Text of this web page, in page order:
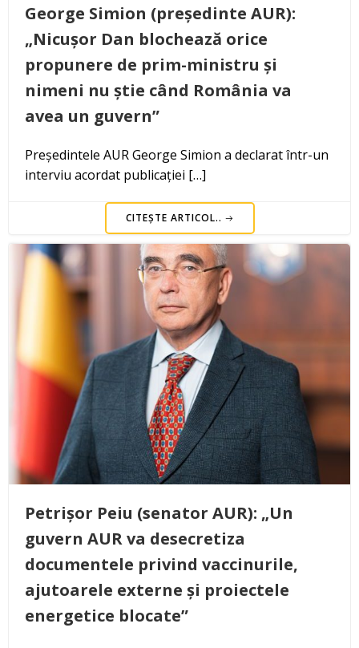
George Simion (președinte AUR):
„Nicușor Dan blochează orice
propunere de prim-ministru și
nimeni nu știe când România va
avea un guvern”
Președintele AUR George Simion a declarat într-un
interviu acordat publicației […]
CITEȘTE ARTICOL..
Petrișor Peiu (senator AUR): „Un
guvern AUR va desecretiza
documentele privind vaccinurile,
ajutoarele externe și proiectele
energetice blocate”